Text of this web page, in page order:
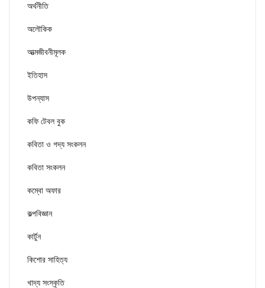
অর্থনীতি
অলৌকিক
আত্মজীবনীমূলক
ইতিহাস
উপন্যাস
কফি টেবল বুক
কবিতা ও গদ্য সংকলন
কবিতা সংকলন
কম্বো অফার
কল্পবিজ্ঞান
কার্টুন
কিশোর সাহিত্য
খাদ্য সংস্কৃতি